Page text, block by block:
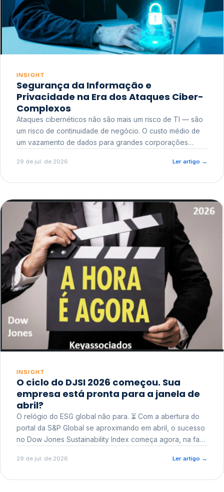
INSIGHT
Segurança da Informação e
Privacidade na Era dos Ataques Ciber-
Complexos
Ataques cibernéticos não são mais um risco de TI — são
um risco de continuidade de negócio. O custo médio de
um vazamento de dados para grandes corporações
reputacional e o risco regulatório junto a órgãos como a
29 de jul. de 2026 Ler artigo →
INSIGHT
O ciclo do DJSI 2026 começou. Sua
empresa está pronta para a janela de
abril?
O relógio do ESG global não para. ⏳ Com a abertura do
portal da S&P Global se aproximando em abril, o sucesso
no Dow Jones Sustainability Index começa agora, na fase
29 de jul. de 2026 Ler artigo →